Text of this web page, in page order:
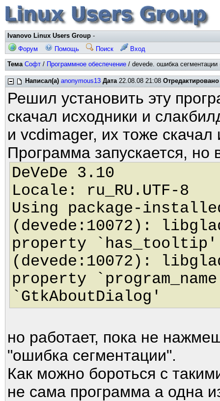
Ivanovo Linux Users Group -
Форум
Помощь Поиск Вход
Тема Софт / Программное обеспечение / devede. ошибка сегментации
Написал(а) anonymous13 Дата22.08.08 21:08 Отредактировано
Решил установить эту
скачал исходники и
и vcdimager, их тоже
Программа запускается, но
DeVeDe 3.10
Locale: ru_RU.UTF-8
Using package-
(devede:10072):
property `has_tooltip'
(devede:10072):
property
`GtkAboutDialog'
но работает, пока не
"ошибка сегментации".
Как можно бороться с
не сама программа а одна